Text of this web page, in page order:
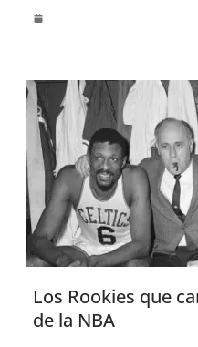
Los Rookies que
de la NBA